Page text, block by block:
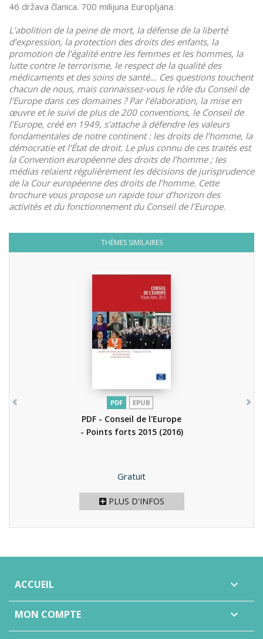
46 država članica. 700 milijuna Europljana.
L’abolition de la peine de mort, la défense de la liberté
d’expression, la protection des droits des enfants, la
promotion de l’égalité entre les femmes et les hommes, la
lutte contre le terrorisme, le respect de la qualité des
médicaments et des soins de santé… Ces questions touchent
chacun de nous, mais connaissez-vous le rôle du Conseil de
l’Europe dans ces domaines ? Par l’élaboration, la mise en
œuvre et le suivi de plus de 200 conventions, le Conseil de
l’Europe, créé en 1949, s’attache à défendre les valeurs
fondamentales de notre continent : les droits de l’homme, la
démocratie et l’État de droit. Le plus connu de ces traités est
la Convention européenne des droits de l’homme ; les
médias relaient régulièrement les décisions de jurisprudence
de la Cour européenne des droits de l’homme. Cette
brochure vous propose un rapide tour d’horizon des
activités et du fonctionnement du Conseil de l’Europe.
THÈMES SIMILAIRES
PDF EPUB
PDF - Conseil de l'Europe
- Points forts 2015 (2016)
Prix
Gratuit
PLUS D'INFOS
ACCUEIL 
MON COMPTE 